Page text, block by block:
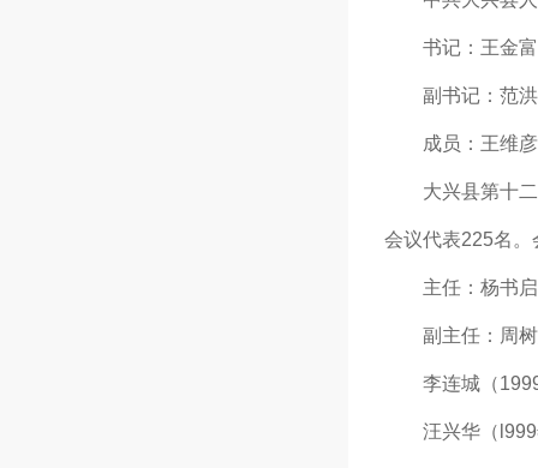
书记：王金富
副书记：范洪
成员：王维彦
大兴县第十二
会议代表225名
主任：杨书启
副主任：周树
李连城（1999
汪兴华（l999